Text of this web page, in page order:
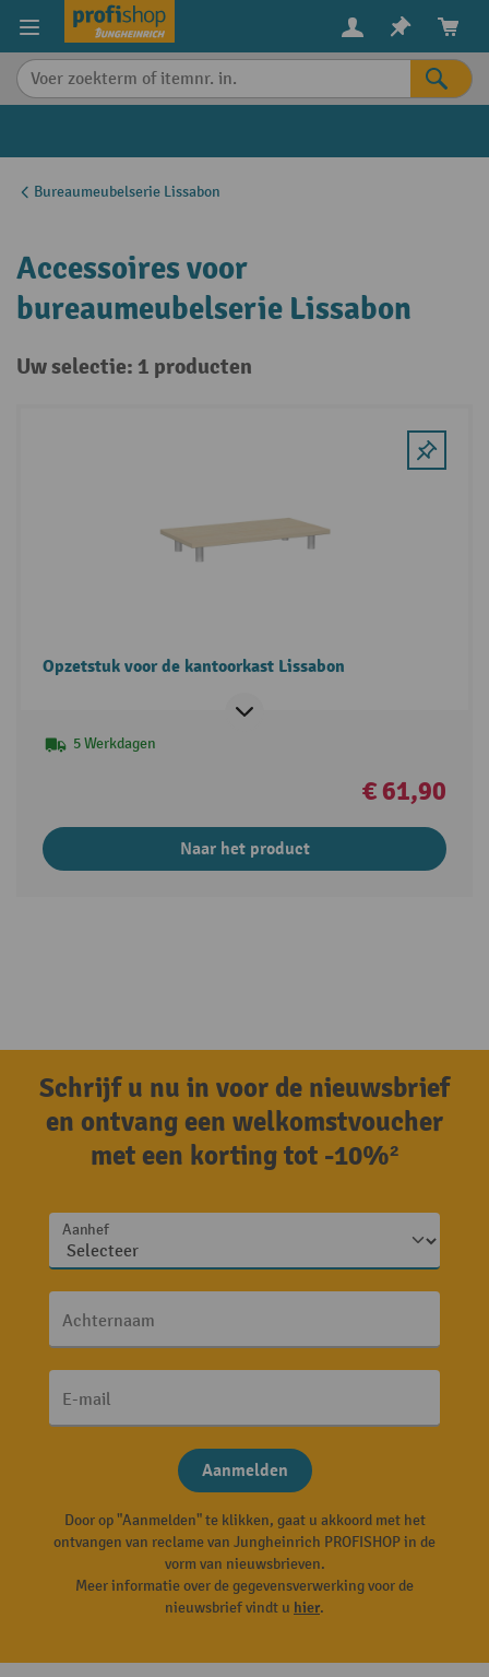
content
Bureaumeubelserie Lissabon
Accessoires voor
bureaumeubelserie Lissabon
Uw selectie: 1 producten
Opzetstuk voor de kantoorkast Lissabon
5 Werkdagen
€ 61,90
Naar het product
Schrijf u nu in voor de nieuwsbrief
en ontvang een welkomstvoucher
met een korting tot -10%²
Aanhef
Achternaam
E-mail
Aanmelden
Door op "Aanmelden" te klikken, gaat u akkoord met het
ontvangen van reclame van Jungheinrich PROFISHOP in de
vorm van nieuwsbrieven.
Meer informatie over de gegevensverwerking voor de
nieuwsbrief vindt u hier.